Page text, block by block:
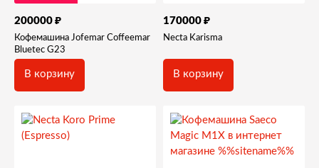
200000 ₽
Кофемашина Jofemar Coffeemar
Bluetec G23
В корзину
170000 ₽
Necta Karisma
В корзину